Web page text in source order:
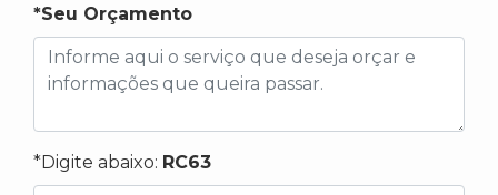
*Seu Orçamento
*Digite abaixo: RC63